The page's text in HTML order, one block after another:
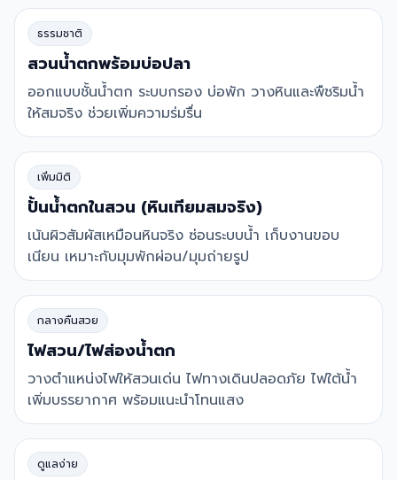
ธรรมชาติ
สวนน้ำตกพร้อมบ่อปลา
ออกแบบชั้นน้ำตก ระบบกรอง บ่อพัก วางหินและพืชริมน้ำ
ให้สมจริง ช่วยเพิ่มความร่มรื่น
เพิ่มมิติ
ปั้นน้ำตกในสวน (หินเทียมสมจริง)
เน้นผิวสัมผัสเหมือนหินจริง ซ่อนระบบน้ำ เก็บงานขอบ
เนียน เหมาะกับมุมพักผ่อน/มุมถ่ายรูป
กลางคืนสวย
ไฟสวน/ไฟส่องน้ำตก
วางตำแหน่งไฟให้สวนเด่น ไฟทางเดินปลอดภัย ไฟใต้น้ำ
เพิ่มบรรยากาศ พร้อมแนะนำโทนแสง
ดูแลง่าย